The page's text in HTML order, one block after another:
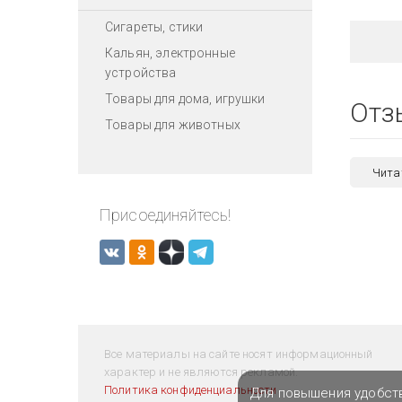
Сигареты, стики
Кальян, электронные
устройства
Товары для дома, игрушки
Товары для животных
Присоединяйтесь!
Все материалы на сайте носят информационный
характер и не являются рекламой.
Политика конфиденциальностиДля повышения